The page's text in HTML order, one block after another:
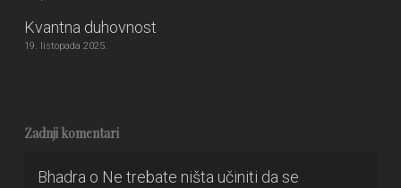
Kvantna duhovnost
19. listopada 2025.
Zadnji komentari
Bhadra o Ne trebate ništa učiniti da se